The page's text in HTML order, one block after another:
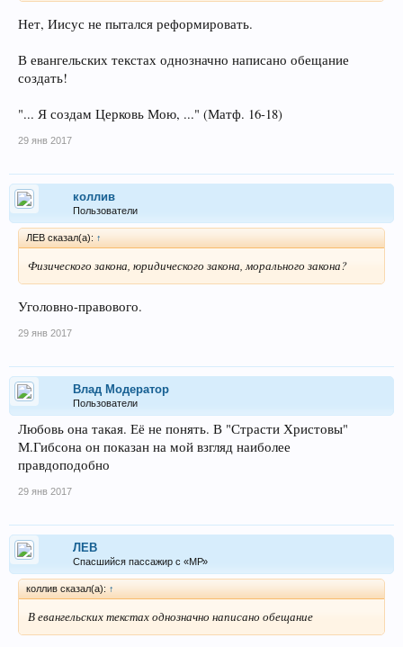
Нет, Иисус не пытался реформировать.
В евангельских текстах однозначно написано обещание
создать!
"... Я создам Церковь Мою, ..." (Матф. 16-18)
29 янв 2017
коллив
Пользователи
ЛEB сказал(а): ↑
Физического закона, юридического закона, морального закона?
Уголовно-правового.
29 янв 2017
Влад Модератор
Пользователи
Любовь она такая. Её не понять. В "Страсти Христовы"
М.Гибсона он показан на мой взгляд наиболее
правдоподобно
29 янв 2017
ЛEB
Спасшийся пассажир с «МР»
коллив сказал(а): ↑
В евангельских текстах однозначно написано обещание